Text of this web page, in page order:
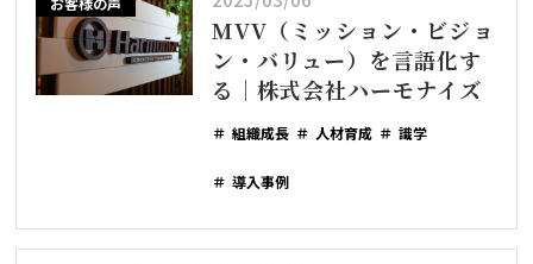
MVV（ミッション・ビジョ
ン・バリュー）を言語化す
る｜株式会社ハーモナイズ
組織成長 人材育成 識学
導入事例